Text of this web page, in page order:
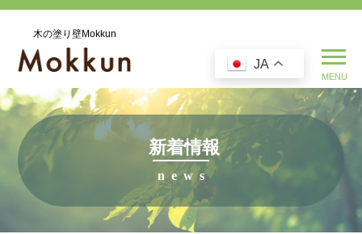
木の塗り壁Mokkun
JA
新着情報